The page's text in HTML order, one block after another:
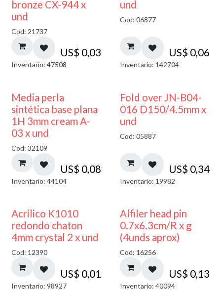
bronze CX-944 x
und
Cod: 21737
US$ 0,03
Inventario: 47508
und
Cod: 06877
US$ 0,06
Inventario: 142704
Media perla
sintética base plana
1H 3mm cream A-
03 x und
Cod: 32109
US$ 0,08
Inventario: 44104
Fold over JN-B04-
016 D150/4.5mm x
und
Cod: 05887
US$ 0,34
Inventario: 19982
50% DESCUENTO
Acrilico K1010
redondo chaton
4mm crystal 2 x und
Cod: 12390
US$ 0,01
Inventario: 98927
Alfiler head pin
0.7x6.3cm/R x g
(4unds aprox)
Cod: 16256
US$ 0,13
Inventario: 40094